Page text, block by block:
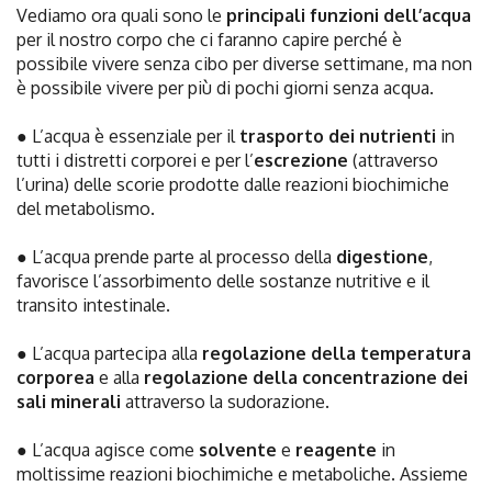
Vediamo ora quali sono le principali funzioni dell’acqua
per il nostro corpo che ci faranno capire perché è
possibile vivere senza cibo per diverse settimane, ma non
è possibile vivere per più di pochi giorni senza acqua.
● L’acqua è essenziale per il trasporto dei nutrienti in
tutti i distretti corporei e per l’escrezione (attraverso
l’urina) delle scorie prodotte dalle reazioni biochimiche
del metabolismo.
● L’acqua prende parte al processo della digestione,
favorisce l’assorbimento delle sostanze nutritive e il
transito intestinale.
● L’acqua partecipa alla regolazione della temperatura
corporea e alla regolazione della concentrazione dei
sali minerali attraverso la sudorazione.
● L’acqua agisce come solvente e reagente in
moltissime reazioni biochimiche e metaboliche. Assieme